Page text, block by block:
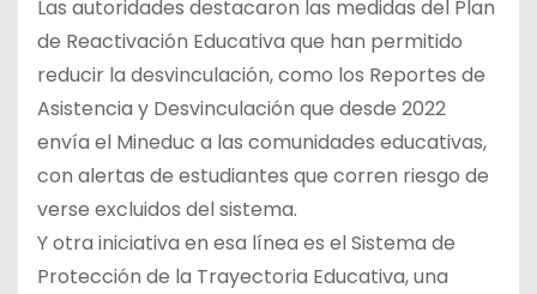
Las autoridades destacaron las medidas del Plan
de Reactivación Educativa que han permitido
reducir la desvinculación, como los Reportes de
Asistencia y Desvinculación que desde 2022
envía el Mineduc a las comunidades educativas,
con alertas de estudiantes que corren riesgo de
verse excluidos del sistema.
Y otra iniciativa en esa línea es el Sistema de
Protección de la Trayectoria Educativa, una